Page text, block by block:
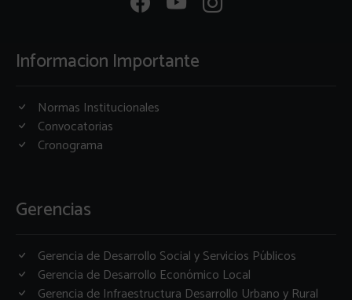
Informacion Importante
Normas Institucionales
Convocatorias
Cronograma
Gerencias
Gerencia de Desarrollo Social y Servicios Públicos
Gerencia de Desarrollo Económico Local
Gerencia de Infraestructura Desarrollo Urbano y Rural